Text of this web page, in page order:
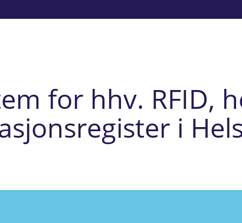
for hhv. RFID,
i